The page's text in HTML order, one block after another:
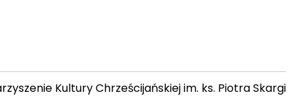
Kultury Chrześcijańskiej im. ks. Piotra Skargi